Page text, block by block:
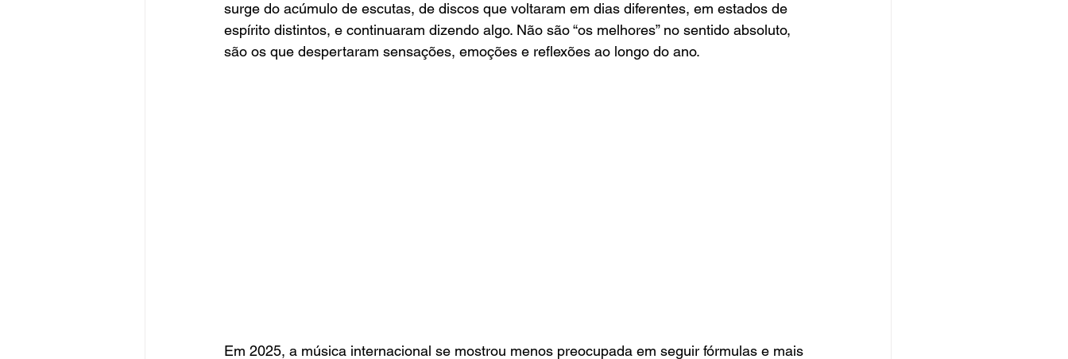
surge do acúmulo de escutas, de discos que voltaram em dias diferentes, em estados de
espírito distintos, e continuaram dizendo algo. Não são “os melhores” no sentido absoluto,
são os que despertaram sensações, emoções e reflexões ao longo do ano.
Em 2025, a música internacional se mostrou menos preocupada em seguir fórmulas e mais